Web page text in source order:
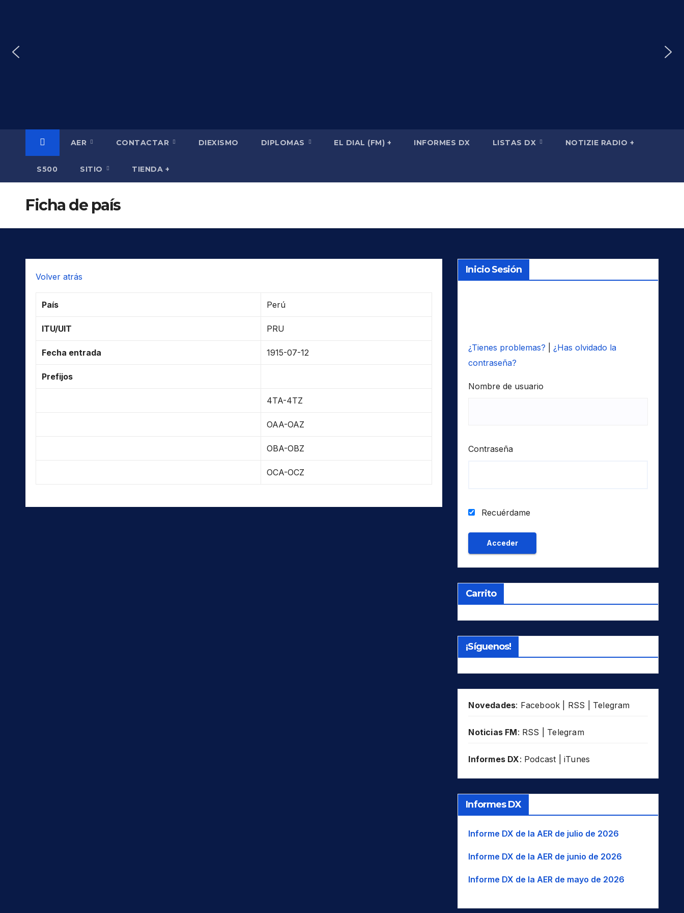
AER CONTACTAR DIEXISMO DIPLOMAS EL DIAL (FM) + INFORMES DX LISTAS DX NOTIZIE RADIO +
S500 SITIO TIENDA +
Ficha de país
Volver atrás
País Perú
ITU/UIT PRU
Fecha entrada 1915-07-12
Prefijos
4TA-4TZ
OAA-OAZ
OBA-OBZ
OCA-OCZ
Inicio Sesión
¿Tienes problemas?
¿Has olvidado la
contraseña?
Nombre de usuario
Contraseña
Recuérdame
Carrito
¡Síguenos!
Novedades: Facebook RSS Telegram
Noticias FM: RSS Telegram
Informes DX: Podcast iTunes
Informes DX
Informe DX de la AER de julio de 2026
Informe DX de la AER de junio de 2026
Informe DX de la AER de mayo de 2026